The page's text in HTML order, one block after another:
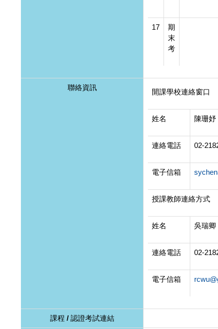
17
期
末
考
聯絡資訊
開課學校連絡窗口
姓名 陳珊妤
連絡電話 02-
電子信箱
授課教師連絡方式
姓名 吳瑞卿
連絡電話 02-
電子信箱
課程 / 認證考試連結